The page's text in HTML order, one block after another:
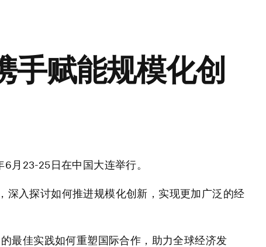
手赋能规模化创
月23-25日在中国大连举行。
深入探讨如何推进规模化创新，实现更加广泛的经
最佳实践如何重塑国际合作，助力全球经济发